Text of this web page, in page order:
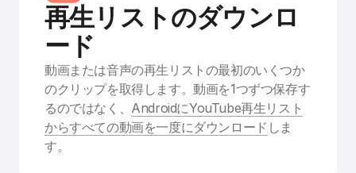
再生リストのダウンロ
ード
動画または音声の再生リストの最初のいくつか
のクリップを取得します。動画を1つずつ保存す
るのではなく、 AndroidにYouTube再生リスト
からすべての動画を一度にダウンロード しま
す。